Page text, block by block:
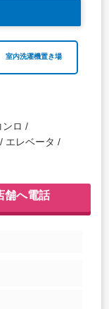
室内洗濯機置き場
ンロ
エレベータ
舗へ電話
4.50帖